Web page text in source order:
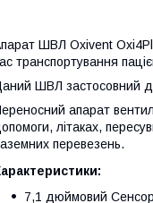
ШВЛ Oxivent
транспортування
ШВЛ застосовний до
апарат
літаках,
перевезень.
7,1 дюймовий